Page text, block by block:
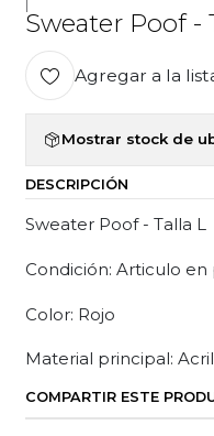
Sweater Poof -
Agregar a la
Mostrar stock de
DESCRIPCIÓN
Sweater Poof - Talla L
Condición: Articulo
Color: Rojo
Material principal:
COMPARTIR ESTE